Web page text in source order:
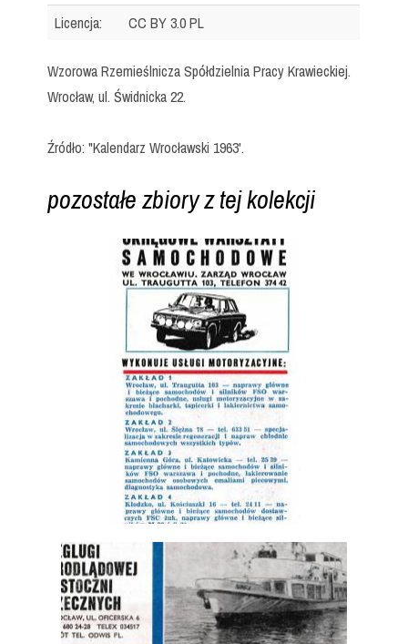
Licencja:
CC BY 3.0 PL
Wzorowa Rzemieślnicza Spółdzielnia Pracy Krawieckiej.
Wrocław, ul. Świdnicka 22.
Źródło: "Kalendarz Wrocławski 1963'.
pozostałe zbiory z tej kolekcji